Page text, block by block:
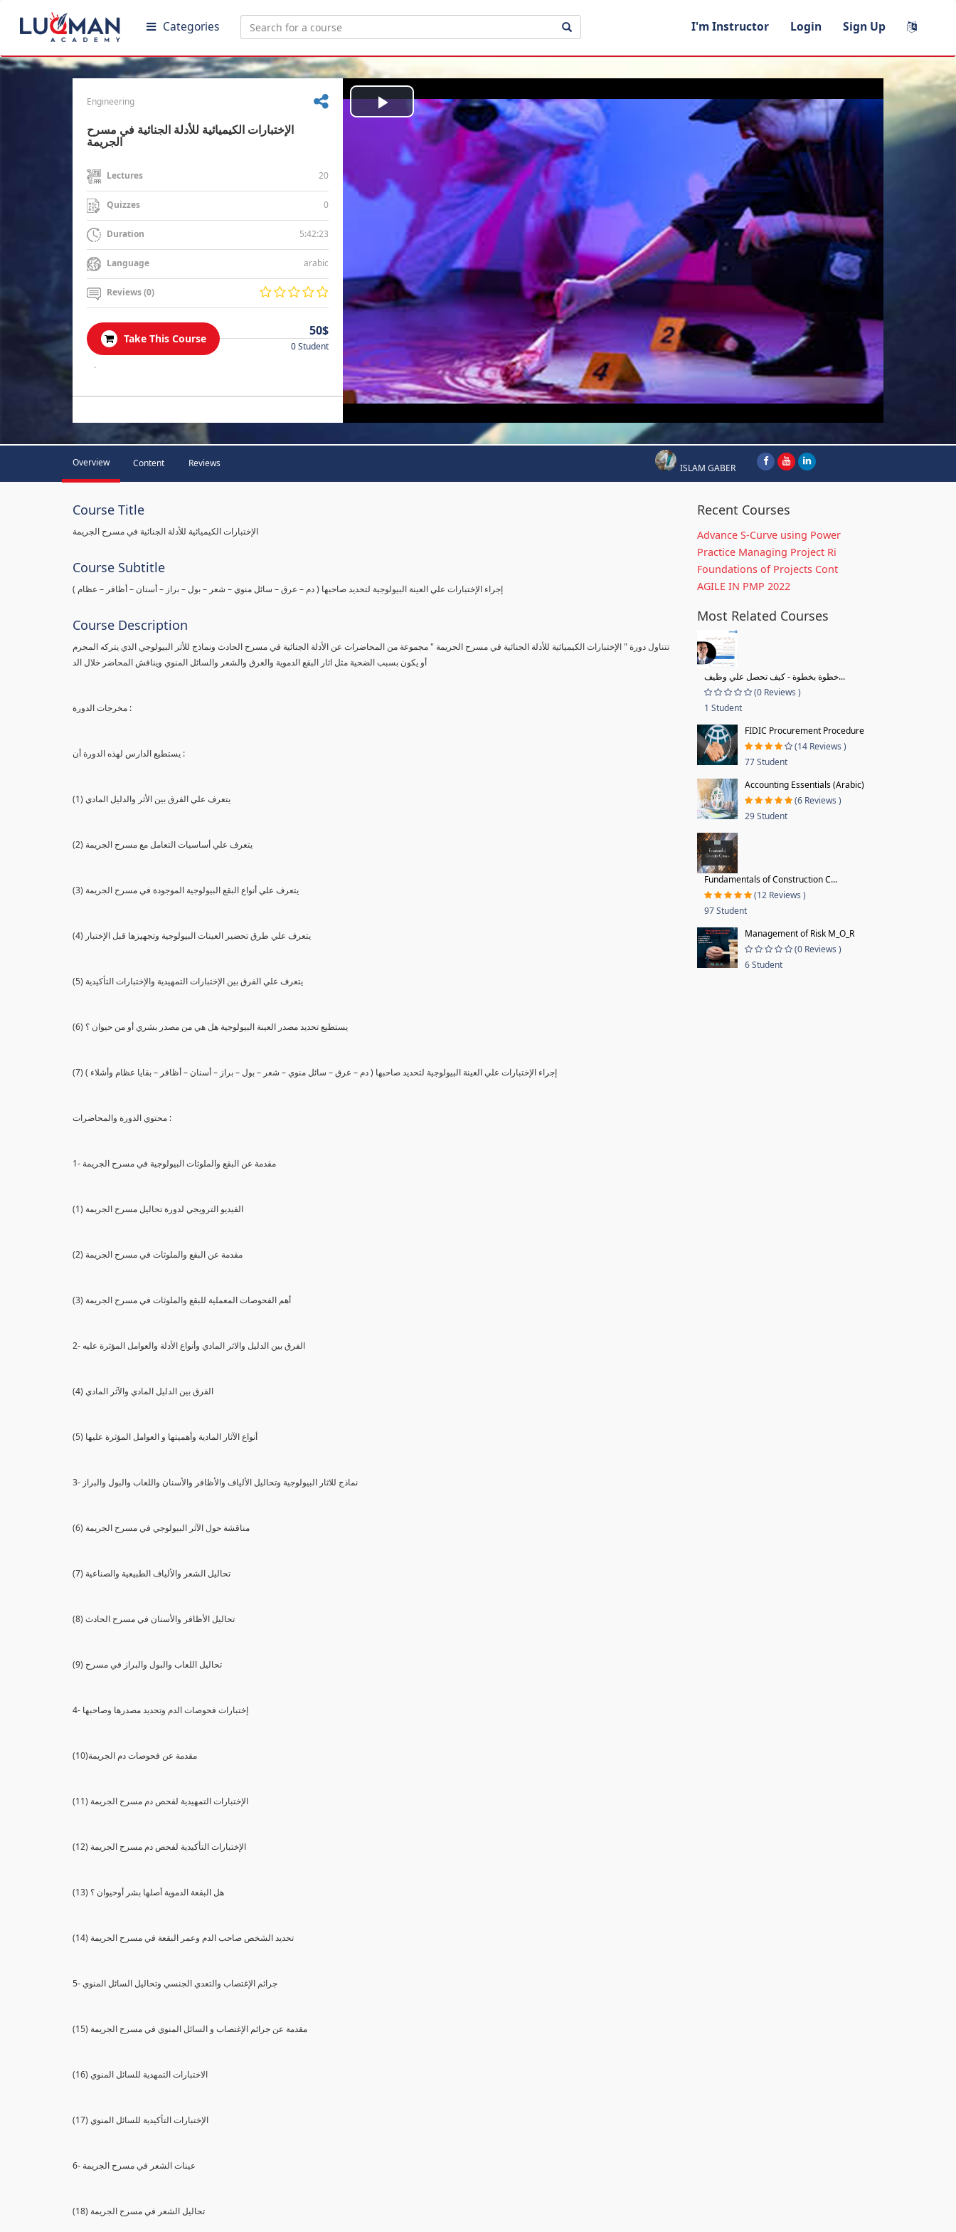
Categories I'm Instructor Login Sign Up
Engineering
الإختبارات الكيميائية للأدلة الجنائية في مسرح
الجريمة
Lectures 20
Quizzes 0
Duration 5:42:23
Language arabic
Reviews (0)
Take This Course
50$
0 Student
.
Play
Video
Overview Content Reviews ISLAM GABER
Course Title
الإختبارات الكيميائية للأدلة الجنائية في مسرح الجريمة
Course Subtitle
( إجراء الإختبارات علي العينة البيولوجية لتحديد صاحبها ( دم – عرق – سائل منوي – شعر – بول – براز – أسنان – أظافر – عظام
Course Description
تتناول دورة " الإختبارات الكيميائية للأدلة الجنائية في مسرح الجريمة " مجموعة من المحاضرات عن الأدلة الجنائية في مسرح الحادث ونماذج للأثر البيولوجي الذي يتركه المجرم
أو يكون بسبب الضحية مثل اثار البقع الدموية والعرق والشعر والسائل المنوي ويناقش المحاضر خلال الد
مخرجات الدورة :
يستطيع الدارس لهذه الدورة أن :
(1) يتعرف علي الفرق بين الأثر والدليل المادي
(2) يتعرف علي أساسيات التعامل مع مسرح الجريمة
(3) يتعرف علي أنواع البقع البيولوجية الموجودة في مسرح الجريمة
(4) يتعرف علي طرق تحضير العينات البيولوجية وتجهيزها قبل الإختبار
(5) يتعرف علي الفرق بين الإختبارات التمهيدية والإختبارات التأكيدية
(6) يستطيع تحديد مصدر العينة البيولوجية هل هي من مصدر بشري أو من حيوان ؟
(7) إجراء الإختبارات علي العينة البيولوجية لتحديد صاحبها ( دم – عرق – سائل منوي – شعر – بول – براز – أسنان – أظافر – بقايا عظام وأشلاء )
محتوي الدورة والمحاضرات :
1- مقدمة عن البقع والملوثات البيولوجية في مسرح الجريمة
(1) الفيديو الترويجي لدورة تحاليل مسرح الجريمة
(2) مقدمة عن البقع والملوثات في مسرح الجريمة
(3) أهم الفحوصات المعملية للبقع والملوثات في مسرح الجريمة
2- الفرق بين الدليل والاثر المادي وأنواع الأدلة والعوامل المؤثرة عليه
(4) الفرق بين الدليل المادي والآثر المادي
(5) أنواع الآثار المادية وأهميتها و العوامل المؤثرة عليها
3- نماذج للاثار البيولوجية وتحاليل الألياف والأظافر والأسنان واللعاب والبول والبراز
(6) مناقشة حول الآثر البيولوجي في مسرح الجريمة
(7) تحاليل الشعر والألياف الطبيعية والصناعية
(8) تحاليل الأظافر والأسنان في مسرح الحادث
(9) تحاليل اللعاب والبول والبراز في مسرح
4- إختبارات فحوصات الدم وتحديد مصدرها وصاحبها
(10)مقدمة عن فحوصات دم الجريمة
(11) الإختبارات التمهيدية لفحص دم مسرح الجريمة
(12) الإختبارات التأكيدية لفحص دم مسرح الجريمة
(13) هل البقعة الدموية أصلها بشر أوحيوان ؟
(14) تحديد الشخص صاحب الدم وعمر البقعة في مسرح الجريمة
5- جرائم الإغتصاب والتعدي الجنسي وتحاليل السائل المنوي
(15) مقدمة عن جرائم الإغتصاب و السائل المنوي في مسرح الجريمة
(16) الاختبارات التمهدية للسائل المنوي
(17) الإختبارات التأكيدية للسائل المنوي
6- عينات الشعر في مسرح الجريمة
(18) تحاليل الشعر في مسرح الجريمة
Recent Courses
Advance S-Curve using Power
Practice Managing Project Ri
Foundations of Projects Cont
AGILE IN PMP 2022
Most Related Courses
خطوة بخطوة - كيف تحصل علي وظيف...
(0 Reviews )
1 Student
FIDIC Procurement Procedure
(14 Reviews )
77 Student
Accounting Essentials (Arabic)
(6 Reviews )
29 Student
Fundamentals of Construction C...
(12 Reviews )
97 Student
Management of Risk M_O_R
(0 Reviews )
6 Student